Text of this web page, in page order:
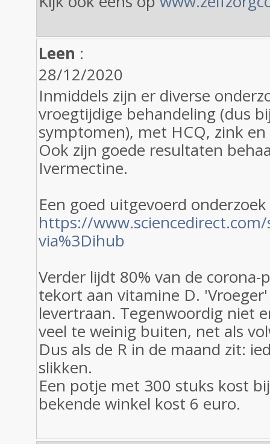
Leen :
28/12/2020
Inmiddels zijn er diverse
vroegtijdige behandeling (dus
symptomen), met HCQ, zink
Ook zijn goede resultaten
Ivermectine.
Een goed uitgevoerd
https://
via%3Dihub
Verder lijdt 80% van de
tekort aan vitamine D.
levertraan. Tegenwoordig niet
veel te weinig buiten, net als
Dus als de R in de maand zit:
slikken.
Een potje met 300 stuks kost
bekende winkel kost 6 euro.